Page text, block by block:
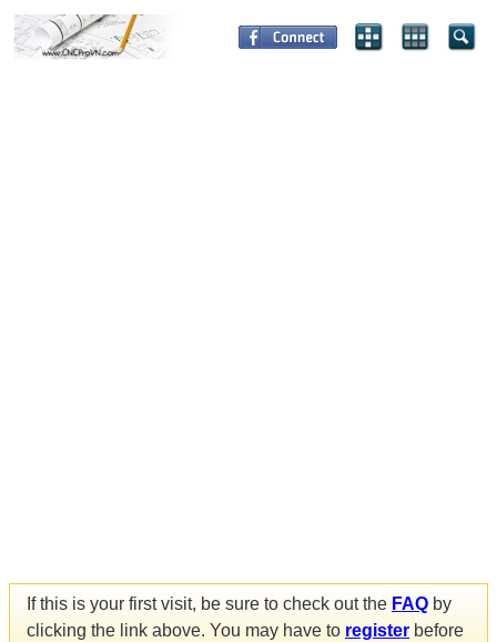
If this is your first visit, be sure to check out the FAQ by
clicking the link above. You may have to register before